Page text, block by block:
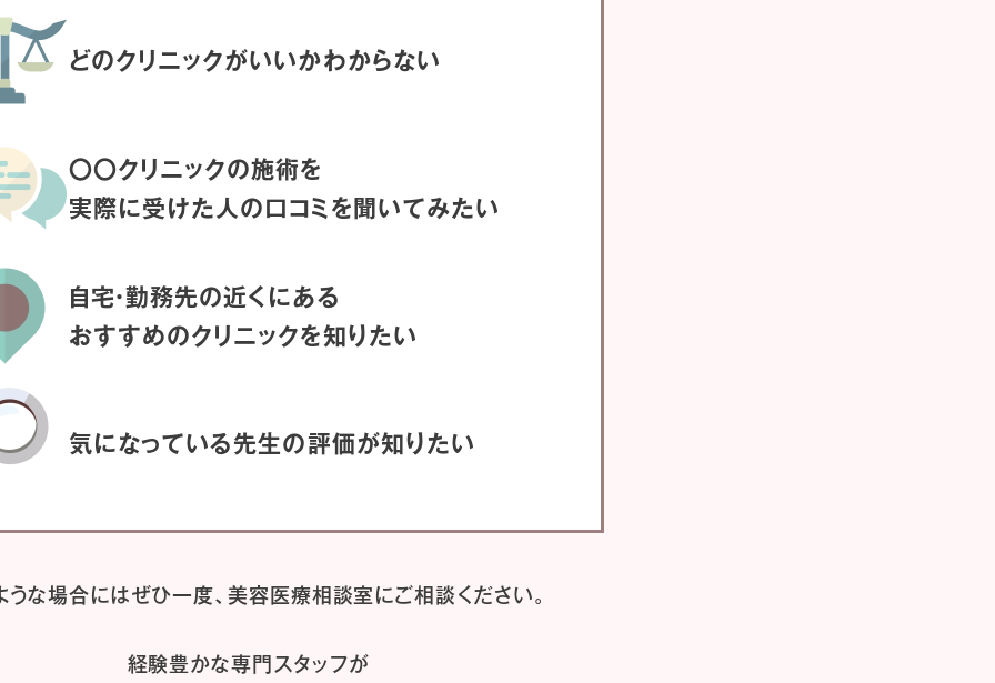
どのクリニックがいいかわからない
〇〇クリニックの施術を
実際に受けた人の口コミを聞いてみたい
自宅・勤務先の近くにある
おすすめのクリニックを知りたい
気になっている先生の評価が知りたい
うな場合にはぜひ一度、美容医療相談室にご相談ください。
経験豊かな専門スタッフが